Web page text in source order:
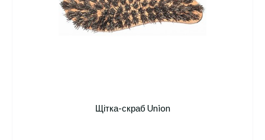
Щітка-скраб Union